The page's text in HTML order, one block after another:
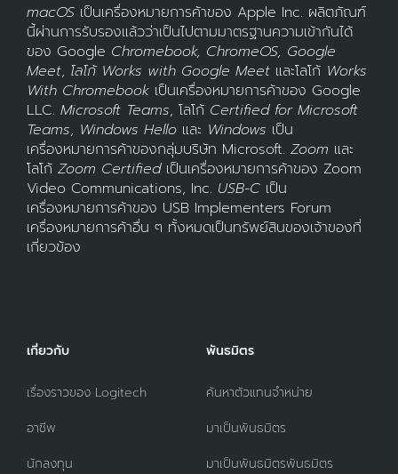
macOS เป็นเครื่องหมายการค้าของ Apple Inc. ผลิตภัณฑ์
นี้ผ่านการรับรองแล้วว่าเป็นไปตามมาตรฐานความเข้ากันได้
ของ Google Chromebook, ChromeOS, Google
Meet, โลโก้ Works with Google Meet และโลโก้ Works
With Chromebook เป็นเครื่องหมายการค้าของ Google
LLC. Microsoft Teams, โลโก้ Certified for Microsoft
Teams, Windows Hello และ Windows เป็น
เครื่องหมายการค้าของกลุ่มบริษัท Microsoft. Zoom และ
โลโก้ Zoom Certifiedเป็นเครื่องหมายการค้าของ Zoom
Video Communications, Inc. USB-C เป็น
เครื่องหมายการค้าของ USB Implementers Forum
เครื่องหมายการค้าอื่น ๆ ทั้งหมดเป็นทรัพย์สินของเจ้าของที่
เกี่ยวข้อง
เกี่ยวกับ
เรื่องราวของ Logitech
อาชีพ
นักลงทุน
พันธมิตร
ค้นหาตัวแทนจำหน่าย
มาเป็นพันธมิตร
มาเป็นพันธมิตรพันธมิตร